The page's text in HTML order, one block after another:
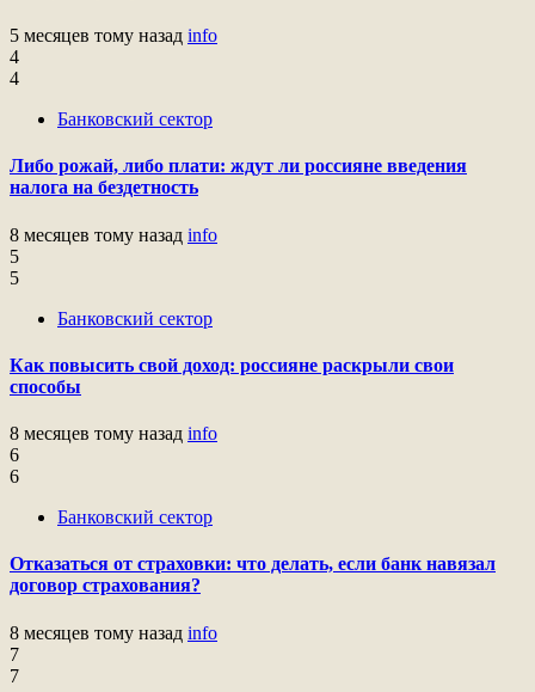
5 месяцев тому назад info
4
4
Банковский сектор
Либо рожай, либо плати: ждут ли россияне введения
налога на бездетность
8 месяцев тому назад info
5
5
Банковский сектор
Как повысить свой доход: россияне раскрыли свои
способы
8 месяцев тому назад info
6
6
Банковский сектор
Отказаться от страховки: что делать, если банк навязал
договор страхования?
8 месяцев тому назад info
7
7